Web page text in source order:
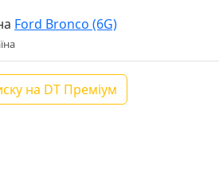
Ford Bronco (6G)
на DT Преміум